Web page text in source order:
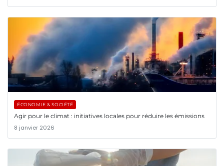
ÉCONOMIE & SOCIÉTÉ
Agir pour le climat : initiatives locales pour réduire les émissions
8 janvier 2026